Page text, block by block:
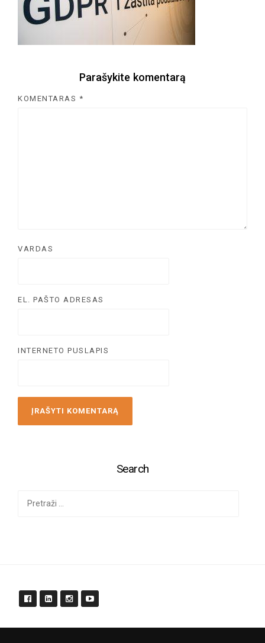
Parašykite komentarą
KOMENTARAS *
VARDAS
EL. PAŠTO ADRESAS
INTERNETO PUSLAPIS
Search